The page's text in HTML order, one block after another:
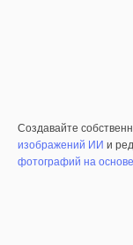
Создавайте
изображений ИИ и
фотографий на